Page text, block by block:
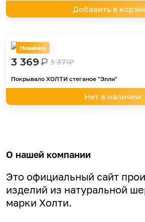
Добавить в
Новинка
3 369₽ 5 371₽
Покрывало ХОЛТИ стеганое "Элли"
Нет в наличии
О нашей компании
Это официальный сайт
изделий из натуральной
марки Холти.